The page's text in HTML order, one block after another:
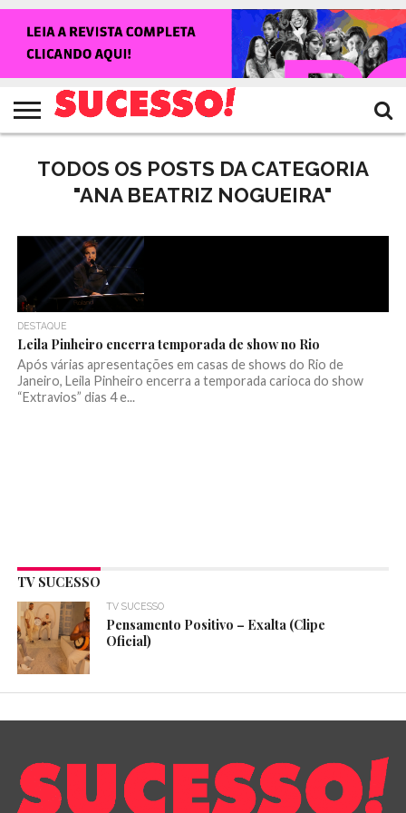
NOTÍCIAS
SHOWS
ENTREVISTAS
CLIQUES
RANKING
CROWLEY
TV
SUCESSO!
REVISTA
SUCESSO!
TODOS OS POSTS DA CATEGORIA
"ANA BEATRIZ NOGUEIRA"
DESTAQUE
Leila Pinheiro encerra temporada de show no Rio
Após várias apresentações em casas de shows do Rio de
Janeiro, Leila Pinheiro encerra a temporada carioca do show
“Extravios” dias 4 e...
TV SUCESSO
TV SUCESSO
Pensamento Positivo – Exalta (Clipe
Oficial)